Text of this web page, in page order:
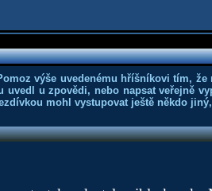
výše uvedenému hříšníkovi tím,
uvedl u zpovědi, nebo napsat veřejně
mohl vystupovat ještě někdo